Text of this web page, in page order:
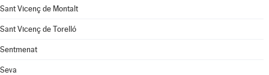
Sant Vicenç de Montalt
Sant Vicenç de Torelló
Sentmenat
Seva